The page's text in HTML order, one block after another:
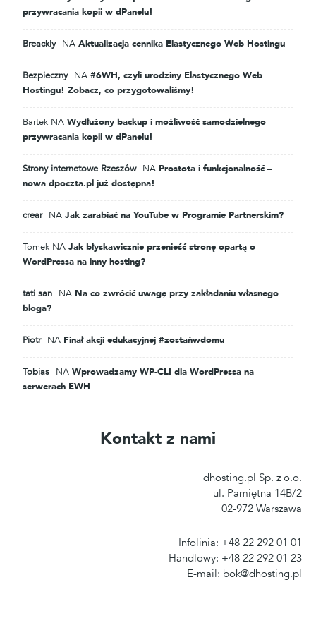
przywracania kopii w dPanelu!
Breackly NA Aktualizacja cennika Elastycznego Web Hostingu
Bezpieczny NA #6WH, czyli urodziny Elastycznego Web
Hostingu! Zobacz, co przygotowaliśmy!
Bartek NA Wydłużony backup i możliwość samodzielnego
przywracania kopii w dPanelu!
Strony internetowe Rzeszów NA Prostota i funkcjonalność –
nowa dpoczta.pl już dostępna!
crear NA Jak zarabiać na YouTube w Programie Partnerskim?
Tomek NA Jak błyskawicznie przenieść stronę opartą o
WordPressa na inny hosting?
tati san NA Na co zwrócić uwagę przy zakładaniu własnego
bloga?
Piotr NA Finał akcji edukacyjnej #zostańwdomu
Tobias NA Wprowadzamy WP-CLI dla WordPressa na
serwerach EWH
Kontakt z nami
dhosting.pl Sp. z o.o.
ul. Pamiętna 14B/2
02-972 Warszawa
Infolinia: +48 22 292 01 01
Handlowy: +48 22 292 01 23
E-mail: bok@dhosting.pl